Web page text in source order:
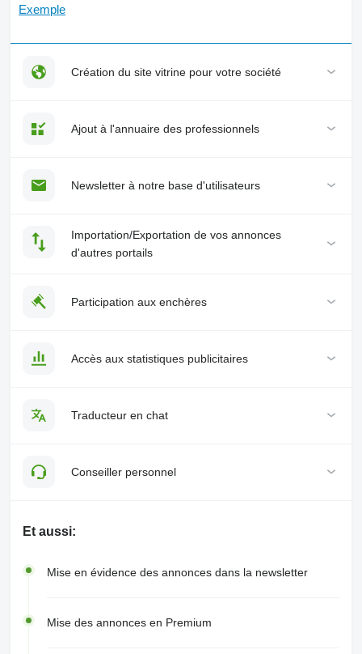
Exemple
Création du site vitrine pour votre société
Ajout à l'annuaire des professionnels
Newsletter à notre base d'utilisateurs
Importation/Exportation de vos annonces
d'autres portails
Participation aux enchères
Accès aux statistiques publicitaires
Traducteur en chat
Conseiller personnel
Et aussi:
Mise en évidence des annonces dans la newsletter
Mise des annonces en Premium